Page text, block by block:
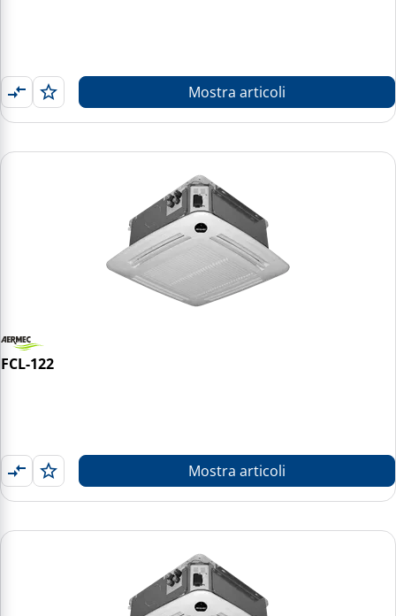
Mostra articoli
FCL-122
Mostra articoli